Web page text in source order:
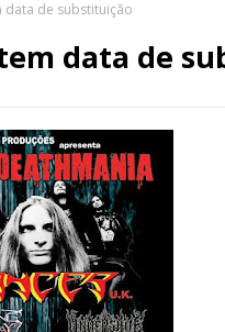
data de substituição
data de